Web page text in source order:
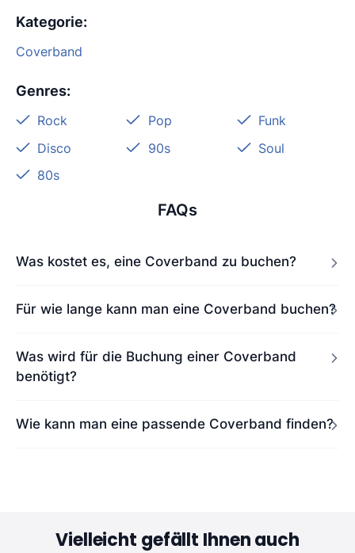
Kategorie:
Coverband
Genres:
Rock Pop
Funk
Disco
90s
Soul
80s
FAQs
Was kostet es, eine Coverband zu buchen?
Für wie lange kann man eine Coverband buchen?
Was wird für die Buchung einer Coverband
benötigt?
Wie kann man eine passende Coverband finden?
Vielleicht gefällt Ihnen auch